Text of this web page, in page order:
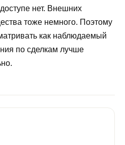
нет. Внешних
тоже немного. Поэтому
как наблюдаемый
по сделкам лучше